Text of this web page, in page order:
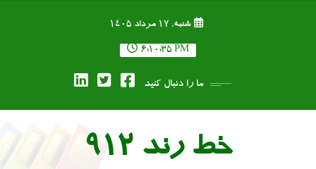
شنبه, ۱۷ مرداد ۱۴۰۵
6:10:36 PM
ما را دنبال کنید
خط رند 912